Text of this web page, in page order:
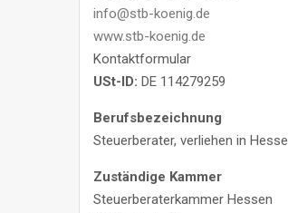
info@stb-koenig.de
www.stb-koenig.de
Kontaktformular
USt-ID: DE 114279259
Berufsbezeichnung
Steuerberater, verliehen in
Zuständige Kammer
Steuerberaterkammer Hessen